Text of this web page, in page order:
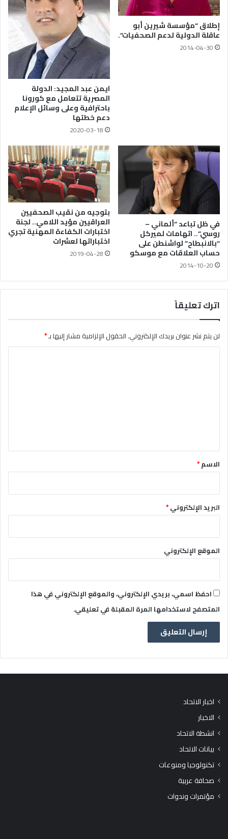
إطلاق “مؤسسة شيرين أبو
عاقلة الدولية لدعم الصحفيات”.
2014-04-30
ايمن عبد المجيد: الدولة
المصرية تتعامل مع كورونا
باحترافية وعلى وسائل الإعلام
دعم خطتها
2020-03-18
في ظل تباعد “ألماني –
روسي”.. اتهامات لميركل
“بالانبطاح” لواشنطن على
حساب العلاقات مع موسكو
2014-10-20
بتوجيه من نقيب الصحفيين
العراقيين مؤيد اللامي.. لجنة
اختبارات الكفاءة المهنية تجري
اختباراتها لعشرات
2019-04-28
اترك تعليقاً
لن يتم نشر عنوان بريدك الإلكتروني.الحقول الإلزامية مشار إليها بـ*
*الاسم*
البريد الإلكتروني*
الموقع الإلكتروني
احفظ اسمي، بريدي الإلكتروني، والموقع الإلكتروني في هذا
المتصفح لاستخدامها المرة المقبلة في تعليقي.
اخبار الاتحاد
الاخبار
انشطة الاتحاد
بيانات الاتحاد
تكنولوجيا ومنوعات
صحافة عربية
مؤتمرات وندوات